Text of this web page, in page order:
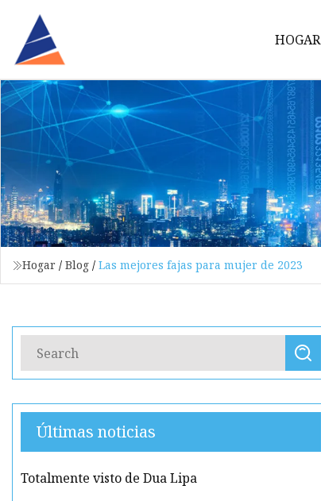
HOGAR
Hogar / Blog / Las mejores fajas para mujer de 2023
Últimas noticias
Totalmente visto de Dua Lipa